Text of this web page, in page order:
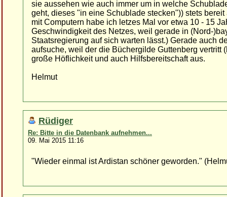
sie aussehen wie auch immer um in welche
geht, dieses "in eine Schublade stecken")) stets
mit Computern habe ich letzes Mal vor etwa 10 - 15
Geschwindigkeit des Netzes, weil gerade in (Nord-
Staatsregierung auf sich warten lässt.) Gerade auch
aufsuche, weil der die Büchergilde Guttenberg
große Höflichkeit und auch Hilfsbereitschaft aus.
Helmut
Rüdiger
Re: Bitte in die Datenbank aufnehmen...
09. Mai 2015 11:16
"Wieder einmal ist Ardistan schöner geworden."